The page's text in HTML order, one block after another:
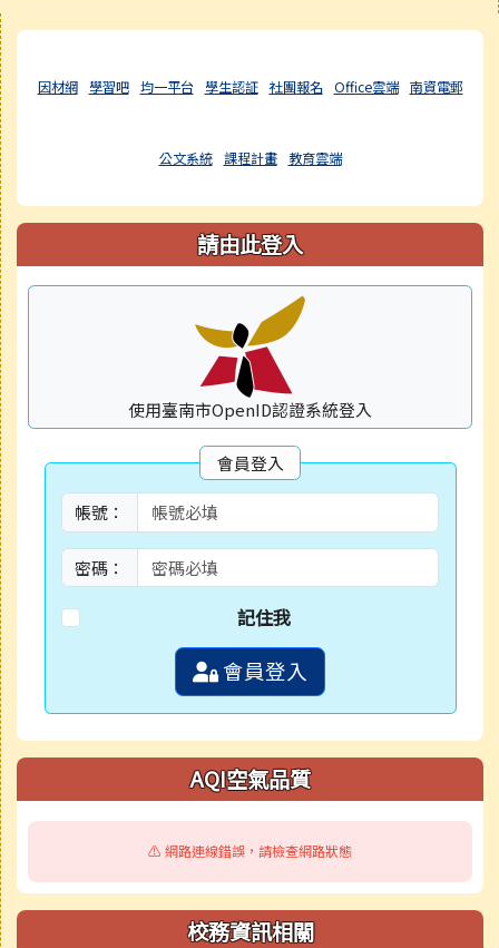
右邊區域內容
因材網 學習吧 均一平台 學生認証 社團報名 Office雲端 南資電郵
公文系統 課程計畫 教育雲端
請由此登入
使用臺南市OpenID認證系統登入
會員登入
帳號：
密碼：
記住我
會員登入
AQI空氣品質
⚠️ 網路連線錯誤，請檢查網路狀態
校務資訊相關